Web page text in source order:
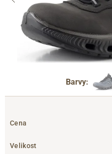
Barvy:
Cena
Velikost